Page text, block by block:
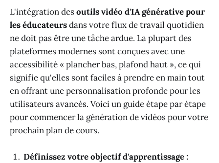
L'intégration desoutils vidéo d'IA générative pour
les éducateursdans votre flux de travail quotidien
ne doit pas être une tâche ardue. La plupart des
plateformes modernes sont conçues avec une
accessibilité « plancher bas, plafond haut », ce qui
signifie qu'elles sont faciles à prendre en main tout
en offrant une personnalisation profonde pour les
utilisateurs avancés. Voici un guide étape par étape
pour commencer la génération de vidéos pour votre
prochain plan de cours.
Définissez votre objectif d'apprentissage :